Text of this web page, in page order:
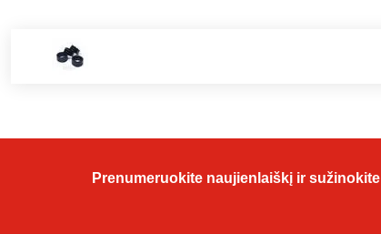
Prenumeruokite naujienlaiškį ir